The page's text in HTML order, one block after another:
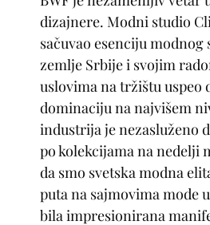
dizajnere. Modni studio
sačuvao esenciju modnog
zemlje Srbije i svojim
uslovima na tržištu uspeo
dominaciju na najvišem
industrija je nezasluženo
po kolekcijama na nedelji
da smo svetska modna
puta na sajmovima mode
bila impresionirana